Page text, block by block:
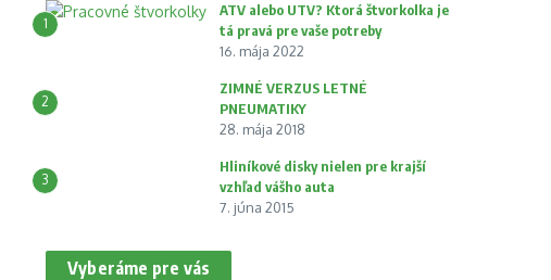
1
ATV alebo UTV? Ktorá štvorkolka je
tá pravá pre vaše potreby
16. mája 2022
2
ZIMNÉ VERZUS LETNÉ
PNEUMATIKY
28. mája 2018
3
Hliníkové disky nielen pre krajší
vzhľad vášho auta
7. júna 2015
Vyberáme pre vás